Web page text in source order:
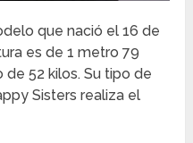
que nació el 16 de
es de 1 metro 79
52 kilos. Su tipo de
Sisters realiza el